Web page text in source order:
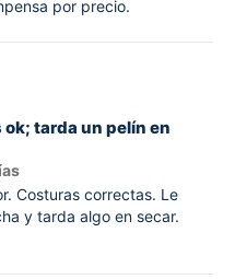
por precio.
tarda un pelín en
Costuras correctas. Le
y tarda algo en secar.